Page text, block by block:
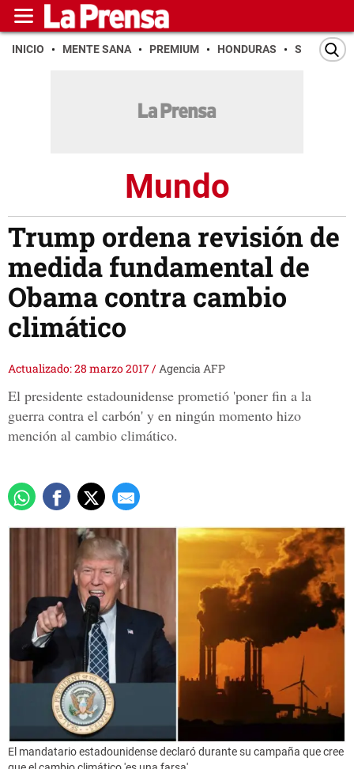
INICIO MENTE SANA PREMIUM HONDURAS SAN PEDRO
Mundo
Trump ordena revisión de
medida fundamental de
Obama contra cambio
climático
Actualizado: 28 marzo 2017/Agencia AFP
El presidente estadounidense prometió 'poner fin a la
guerra contra el carbón' y en ningún momento hizo
mención al cambio climático.
El mandatario estadounidense declaró durante su campaña que cree